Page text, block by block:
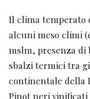
Il clima temperato
alcuni meso climi
mslm, presenza di
sbalzi termici tra
continentale della
Pinot neri vinificati